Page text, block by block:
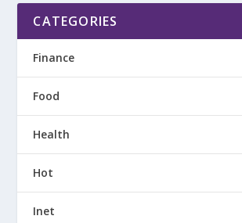
CATEGORIES
Finance
Food
Health
Hot
Inet